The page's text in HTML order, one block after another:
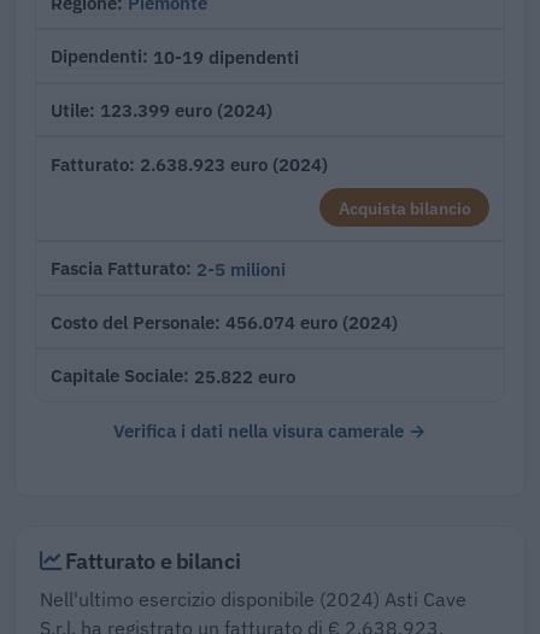
Dipendenti 10-19 dipendenti
Utile 123.399 euro (2024)
Fatturato 2.638.923 euro (2024)
Acquista bilancio
Fascia Fatturato 2-5 milioni
Costo del Personale 456.074 euro (2024)
Capitale Sociale 25.822 euro
Verifica i dati nella visura camerale →
Fatturato e bilanci
Nell'ultimo esercizio disponibile (2024) Asti Cave
S.r.l. ha registrato un fatturato di € 2.638.923,